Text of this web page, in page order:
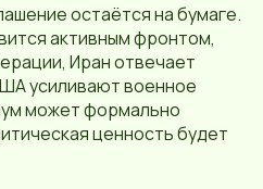
остаётся на бумаге.
активным фронтом,
Иран отвечает
усиливают военное
может формально
ценность будет